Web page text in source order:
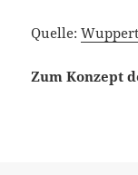
Quelle:
Zum Konzept